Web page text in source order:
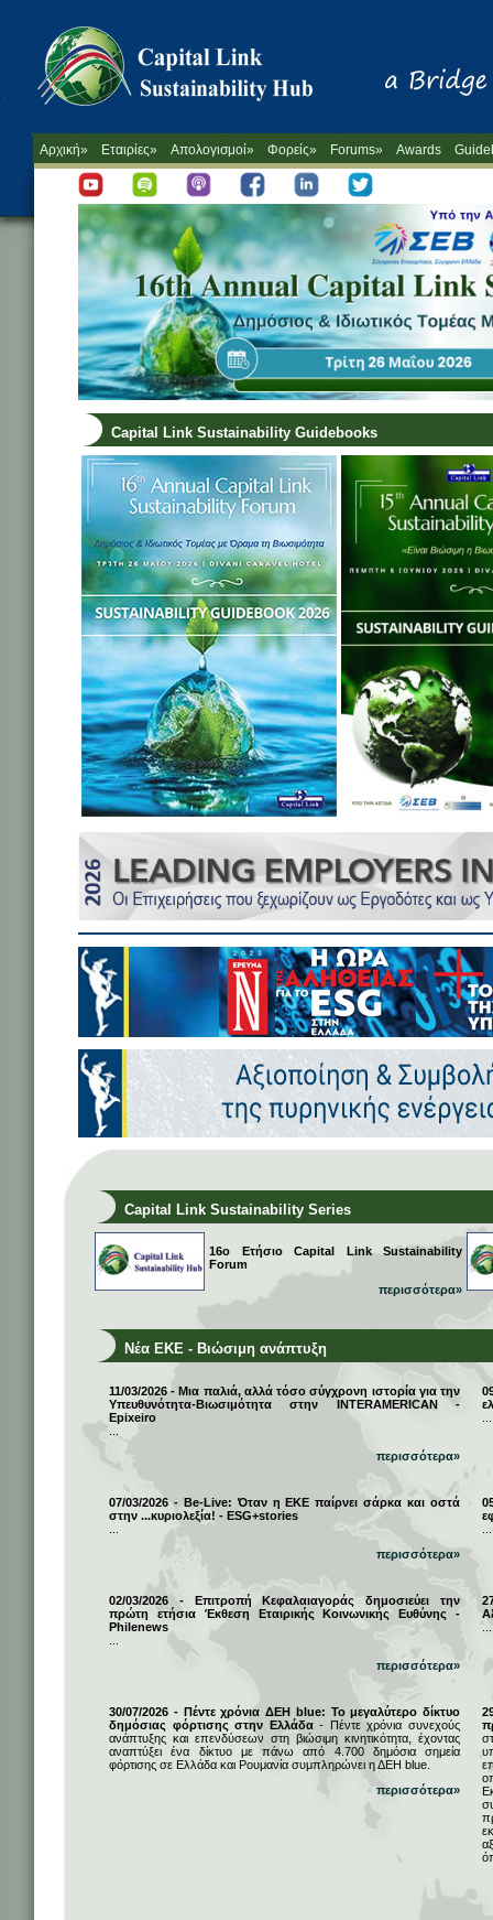
Αρχική» Εταιρίες» Απολογισμοί» Φορείς» Forums» Awards
Capital Link Sustainability Guidebooks
Capital Link Sustainability Series
16ο Ετήσιο Capital Link Sustainability
Forum
περισσότερα»
Νέα ΕΚΕ - Βιώσιμη ανάπτυξη
11/03/2026 - Μια παλιά, αλλά τόσο σύγχρονη ιστορία για την
Υπευθυνότητα-Βιωσιμότητα στην INTERAMERICAN -
Epixeiro
περισσότερα»
07/03/2026 - Be-Live: Όταν η ΕΚΕ παίρνει σάρκα και οστά
στην ...κυριολεξία! - ESG+stories
περισσότερα»
02/03/2026 - Επιτροπή Κεφαλαιαγοράς δημοσιεύει την
πρώτη ετήσια Έκθεση Εταιρικής Κοινωνικής Ευθύνης -
Philenews
περισσότερα»
30/07/2026 - Πέντε χρόνια ΔΕΗ blue: Το μεγαλύτερο δίκτυο
δημόσιας φόρτισης στην Ελλάδα- Πέντε χρόνια συνεχούς
ανάπτυξης και επενδύσεων στη βιώσιμη κινητικότητα, έχοντας
αναπτύξει ένα δίκτυο με πάνω από 4.700 δημόσια σημεία
φόρτισης σε Ελλάδα και Ρουμανία συμπληρώνει η ΔΕΗ blue.
περισσότερα»